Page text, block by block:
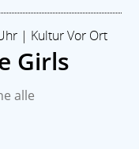
| Kultur Vor Ort
Girls
alle